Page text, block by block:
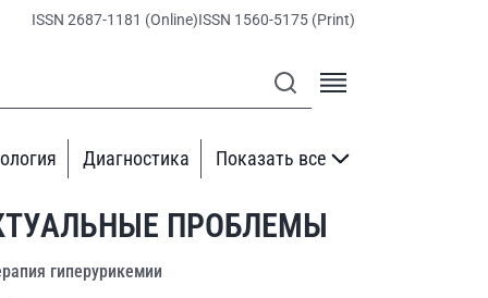
ISSN 2687-1181 (Online)ISSN 1560-5175 (Print)
Диагностика Показать все
ПРОБЛЕМЫ
гиперурикемии